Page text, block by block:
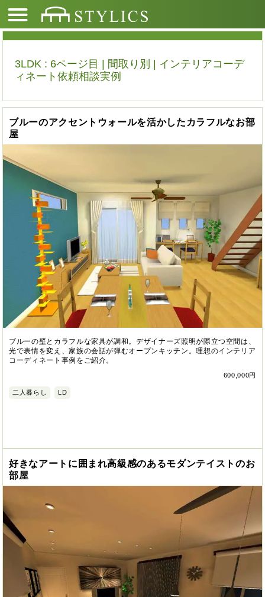
3LDK : 6ページ目 | 間取り別 | インテリアコーデ
ィネート依頼相談実例
ブルーのアクセントウォールを活かしたカラフルなお部
屋
ブルーの壁とカラフルな家具が調和。デザイナーズ照明が際立つ空間は、
光で表情を変え、家族の会話が弾むオープンキッチン。理想のインテリア
コーディネート事例をご紹介。
600,000円
二人暮らし LD
好きなアートに囲まれ高級感のあるモダンテイストのお
部屋